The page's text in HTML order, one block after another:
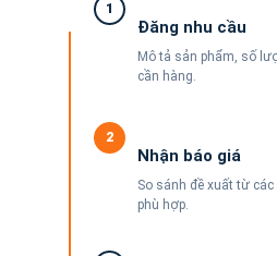
1
Đăng nhu cầu
Mô tả sản phẩm, số
cần hàng.
2
Nhận báo giá
So sánh đề xuất từ
phù hợp.